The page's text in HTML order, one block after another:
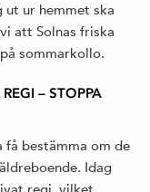
ur hemmet ska
att Solnas friska
sommarkollo.
– STOPPA
få bestämma om de
Idag